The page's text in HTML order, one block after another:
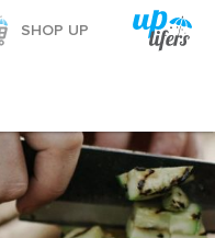
Reklamı Göster
Reklamı Gizle
SHOP UP